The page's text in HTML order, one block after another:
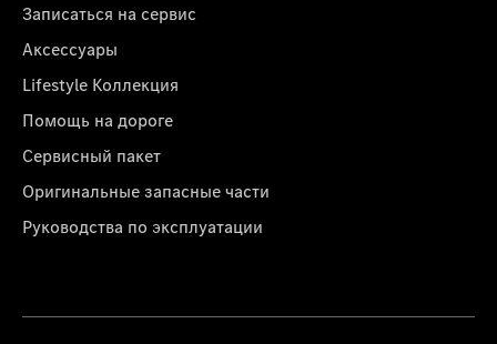
Записаться на сервис
Аксессуары
Lifestyle Коллекция
Помощь на дороге
Сервисный пакет
Оригинальные запасные части
Руководства по эксплуатации